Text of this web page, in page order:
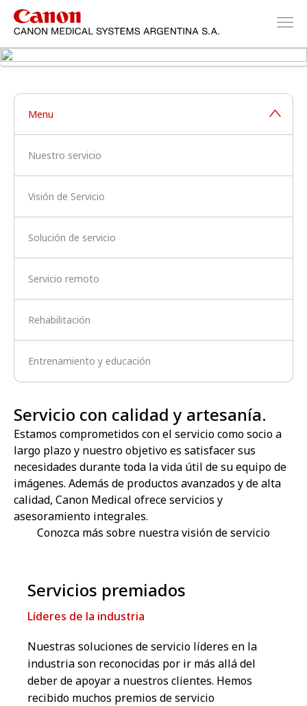
Menu
Nuestro servicio
Visión de Servicio
Solución de servicio
Servicio remoto
Rehabilitación
Entrenamiento y educación
Servicio con calidad y artesanía.
Estamos comprometidos con el servicio como socio a
largo plazo y nuestro objetivo es satisfacer sus
necesidades durante toda la vida útil de su equipo de
imágenes. Además de productos avanzados y de alta
calidad, Canon Medical ofrece servicios y
asesoramiento integrales.
Conozca más sobre nuestra visión de servicio
Servicios premiados
Líderes de la industria
Nuestras soluciones de servicio líderes en la
industria son reconocidas por ir más allá del
deber de apoyar a nuestros clientes. Hemos
recibido muchos premios de servicio